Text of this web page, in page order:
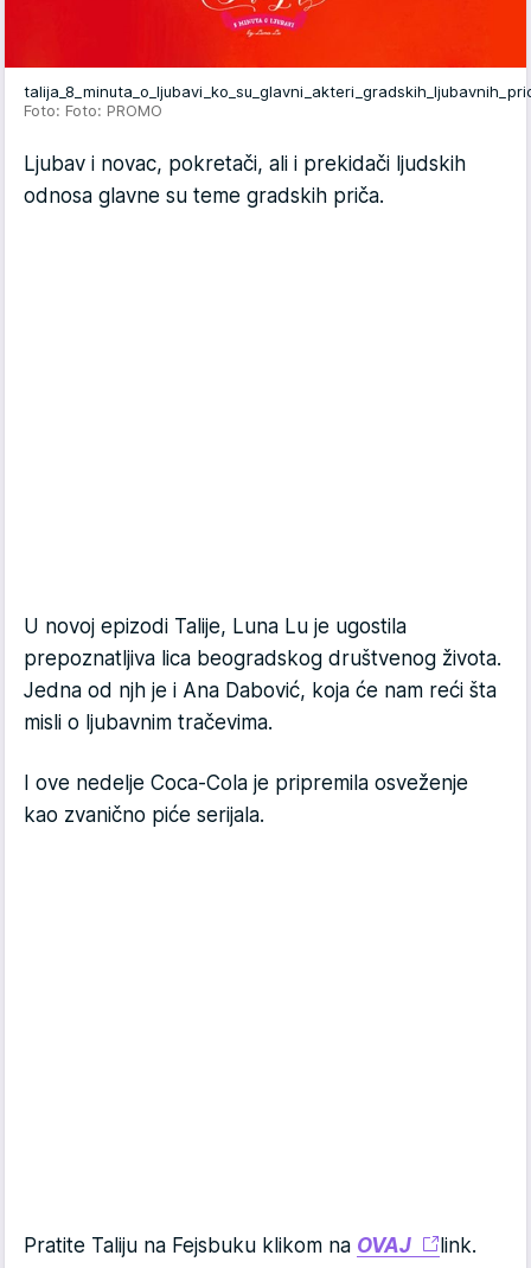
Foto: Foto: PROMO
Ljubav i novac, pokretači, ali i prekidači ljudskih
odnosa glavne su teme gradskih priča.
U novoj epizodi Talije, Luna Lu je ugostila
prepoznatljiva lica beogradskog društvenog života.
Jedna od njh je i Ana Dabović, koja će nam reći šta
misli o ljubavnim tračevima.
I ove nedelje Coca-Cola je pripremila osveženje
kao zvanično piće serijala.
Pratite Taliju na Fejsbuku klikom na OVAJ link.